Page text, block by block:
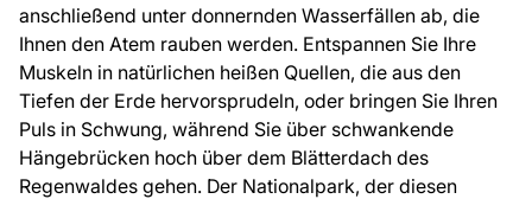
anschließend unter donnernden Wasserfällen ab, die
Ihnen den Atem rauben werden. Entspannen Sie Ihre
Muskeln in natürlichen heißen Quellen, die aus den
Tiefen der Erde hervorsprudeln, oder bringen Sie Ihren
Puls in Schwung, während Sie über schwankende
Hängebrücken hoch über dem Blätterdach des
Regenwaldes gehen. Der Nationalpark, der diesen